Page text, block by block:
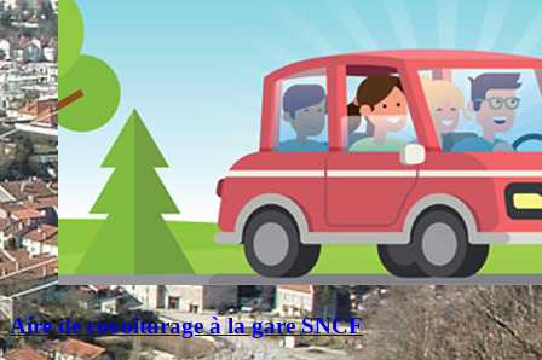
Aire de covoiturage à la gare SNCF